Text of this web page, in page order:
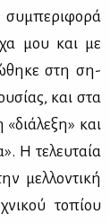
συ­μπε­ρι­φο­ρά
μου και με
στη ση­
και στα
και
Η τε­λευ­ταία
μελ­λο­ντι­κή
το­πί­ου